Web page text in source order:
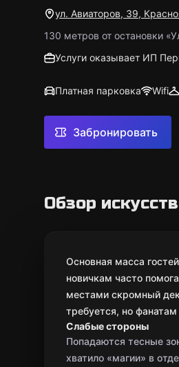
ул. Авиаторов, 39,
130 метров от остановки
Услуги оказывает ИП
Платная парковка Wifi
Забронировать
Обзор
Основная масса
новичкам часто
местами скромный
требуется, но фанатам
Слабые стороны
Попадаются тесные
хватило «магии» в